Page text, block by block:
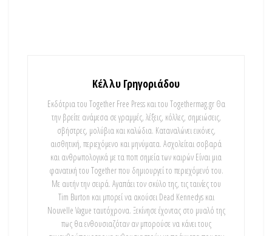
Κέλλυ Γρηγοριάδου
Εκδότρια του Together Free Press και του Togethermag.gr Θα
την βρείτε ανάμεσα σε γραμμές, λέξεις, κόλλες, σημειώσεις,
σβήστρες, μολύβια και καλώδια. Καταναλώνει εικόνες,
αισθητική, περιεχόμενο και μηνύματα. Ασχολείται σοβαρά
και ανθρωπολογικά με τα ποπ σημεία των καιρών Είναι μια
φανατική του Τοgether που δημιουργεί το περιεχόμενό του.
Με αυτήν την σειρά. Αγαπάει τον σκύλο της, τις ταινίες του
Tim Burton και μπορεί να ακούσει Dead Kennedys και
Nouvelle Vague ταυτόχρονα. Ξεκίνησε έχοντας στο μυαλό της
πως θα ενθουσιαζόταν αν μπορούσε να κάνει τους